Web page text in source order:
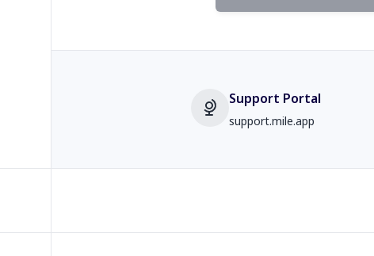
Support Portal
support.mile.app